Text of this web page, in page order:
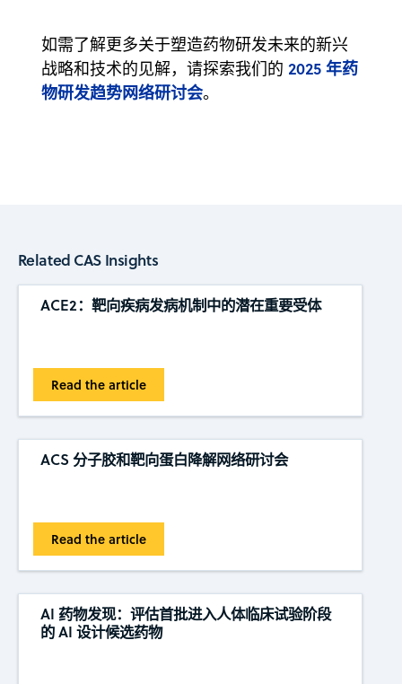
如需了解更多关于塑造药物研发未来的新兴
战略和技术的见解，请探索我们的 2025 年药
物研发趋势网络研讨会。
Related CAS Insights
ACE2：靶向疾病发病机制中的潜在重要受体
Read the article
ACS 分子胶和靶向蛋白降解网络研讨会
Read the article
AI 药物发现：评估首批进入人体临床试验阶段
的 AI 设计候选药物